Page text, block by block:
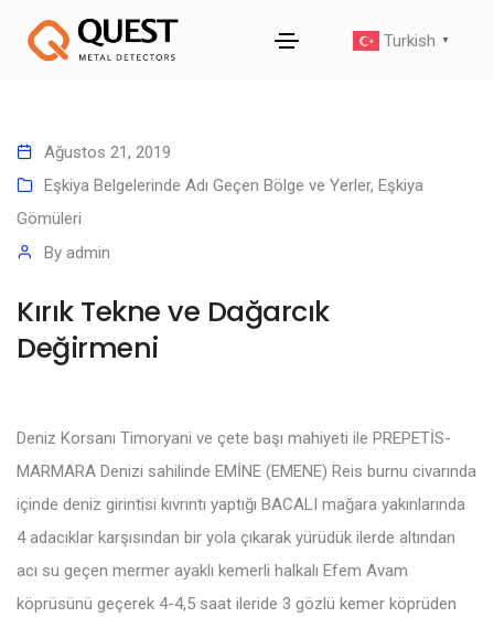
Turkish ▼
Ağustos 21, 2019
Eşkiya Belgelerinde Adı Geçen Bölge ve Yerler, Eşkiya
Gömüleri
By admin
Kırık Tekne ve Dağarcık
Değirmeni
Deniz Korsanı Timoryani ve çete başı mahiyeti ile PREPETİS-
MARMARA Denizi sahilinde EMİNE (EMENE) Reis burnu civarında
içinde deniz girintisi kıvrıntı yaptığı BACALI mağara yakınlarında
4 adacıklar karşısından bir yola çıkarak yürüdük ilerde altından
acı su geçen mermer ayaklı kemerli halkalı Efem Avam
köprüsünü geçerek 4-4,5 saat ileride 3 gözlü kemer köprüden